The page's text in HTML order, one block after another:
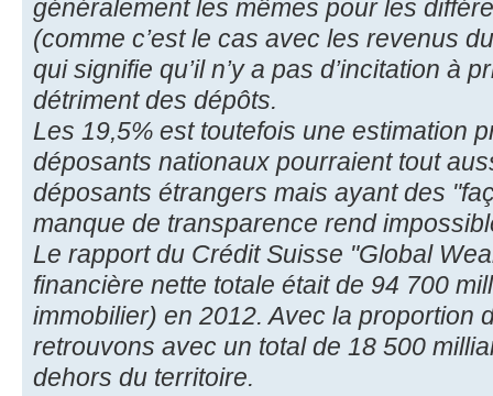
généralement les mêmes pour les
(comme c’est le cas avec les revenus
qui signifie qu’il n’y a pas d’incitation à
détriment des dépôts.
Les 19,5% est toutefois une estimation
déposants nationaux pourraient tout
déposants étrangers mais ayant des
manque de transparence rend
Le rapport du Crédit Suisse "Global
financière nette totale était de 94 700
immobilier) en 2012. Avec la proportion
retrouvons avec un total de 18 500
dehors du territoire.